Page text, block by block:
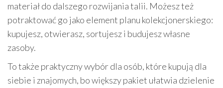
materiał do dalszego rozwijania talii. Możesz też
potraktować go jako element planu kolekcjonerskiego:
kupujesz, otwierasz, sortujesz i budujesz własne
zasoby.
To także praktyczny wybór dla osób, które kupują dla
siebie i znajomych, bo większy pakiet ułatwia dzielenie